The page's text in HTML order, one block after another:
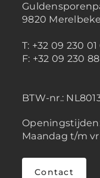
9820
T: +32 09 230
F: +32 09 230
BTW-nr.:
Maandag t/m
Contact